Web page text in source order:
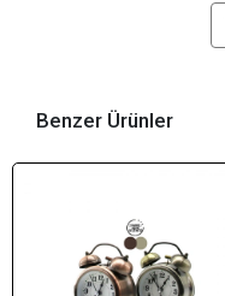
Benzer Ürünler